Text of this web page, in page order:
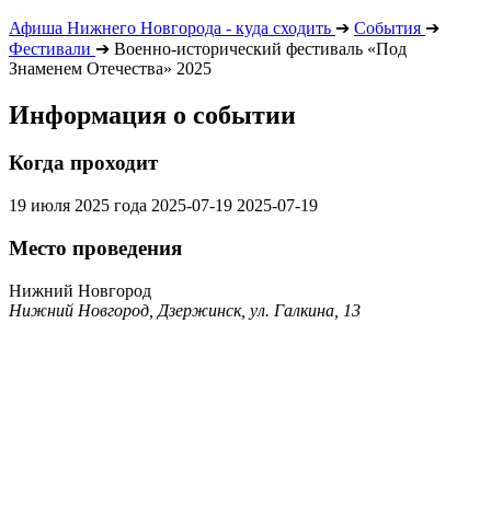
Афиша Нижнего Новгорода - куда сходить ➔ События ➔
Фестивали ➔ Военно-исторический фестиваль «Под
Знаменем Отечества» 2025
Информация о событии
Когда проходит
19 июля 2025 года 2025-07-19 2025-07-19
Место проведения
Нижний Новгород
Нижний Новгород, Дзержинск, ул. Галкина, 13